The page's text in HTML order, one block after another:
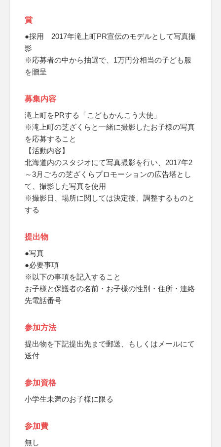
賞
●採用 2017年滝上町PR宣伝のモデルとして写真撮
影
※応募者の中から抽選で、1万円分相当の子ども服
を贈呈
募集内容
滝上町をPRする「こどもかんこう大使」
※滝上町の芝ざくらと一緒に撮影したお子様の写真
を応募すること
【活動内容】
北海道内のスタジオにて写真撮影を行い、2017年2
～3月ごろの芝ざくらプロモーションの広告塔とし
て、撮影した写真を使用
※撮影日、場所に関しては決定後、調整するものと
する
提出物
●写真
●必要事項
※以下の事項を記入すること
お子様と保護者の名前・お子様の性別・住所・連絡
先電話番号
参加方法
提出物を下記提出先まで郵送、もしくはメールにて
送付
参加資格
小学生未満のお子様に限る
参加費
無し